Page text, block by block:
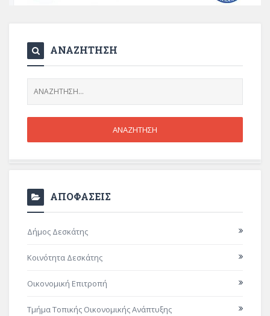
ΑΝΑΖΗΤΗΣΗ
ΑΠΟΦΑΣΕΙΣ
Δήμος Δεσκάτης
Κοινότητα Δεσκάτης
Οικονομική Επιτροπή
Τμήμα Τοπικής Οικονομικής Ανάπτυξης